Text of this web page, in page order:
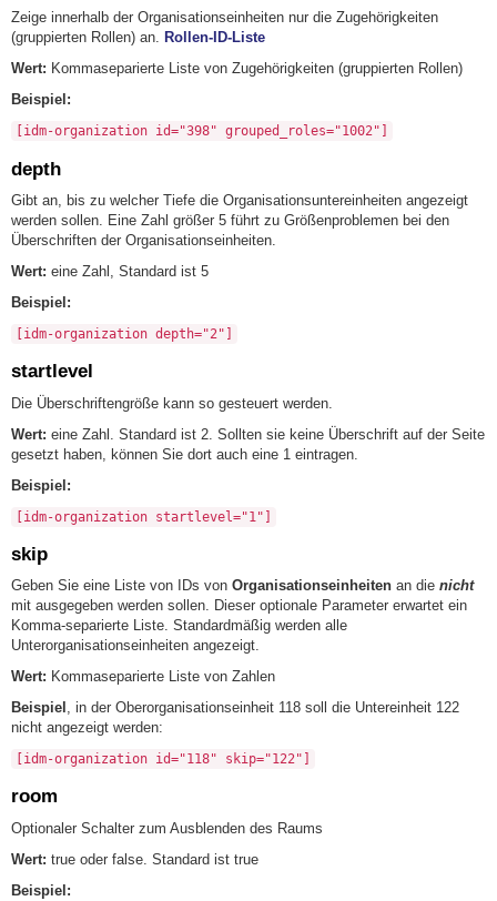
Zeige innerhalb der Organisationseinheiten nur die Zugehörigkeiten
(gruppierten Rollen) an. Rollen-ID-Liste
Wert: Kommaseparierte Liste von Zugehörigkeiten (gruppierten Rollen)
Beispiel:
[idm-organization id="398" grouped_roles="1002"]
depth
Gibt an, bis zu welcher Tiefe die Organisationsuntereinheiten angezeigt
werden sollen. Eine Zahl größer 5 führt zu Größenproblemen bei den
Überschriften der Organisationseinheiten.
Wert: eine Zahl, Standard ist 5
Beispiel:
[idm-organization depth="2"]
startlevel
Die Überschriftengröße kann so gesteuert werden.
Wert: eine Zahl. Standard ist 2. Sollten sie keine Überschrift auf der Seite
gesetzt haben, können Sie dort auch eine 1 eintragen.
Beispiel:
[idm-organization startlevel="1"]
skip
Geben Sie eine Liste von IDs von Organisationseinheiten an die nicht
mit ausgegeben werden sollen. Dieser optionale Parameter erwartet ein
Komma-separierte Liste. Standardmäßig werden alle
Unterorganisationseinheiten angezeigt.
Wert: Kommaseparierte Liste von Zahlen
Beispiel , in der Oberorganisationseinheit 118 soll die Untereinheit 122
nicht angezeigt werden:
[idm-organization id="118" skip="122"]
room
Optionaler Schalter zum Ausblenden des Raums
Wert: true oder false. Standard ist true
Beispiel: